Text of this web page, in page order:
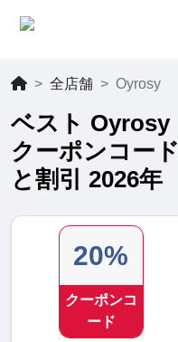
全店舗 Oyrosy
ベスト Oyrosy
クーポンコード
と割引 2026年
20%
クーポンコ
ード